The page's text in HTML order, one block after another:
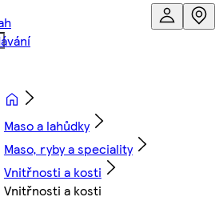
Maso a lahůdky
Maso, ryby a speciality
Vnitřnosti a kosti
Vnitřnosti a kosti